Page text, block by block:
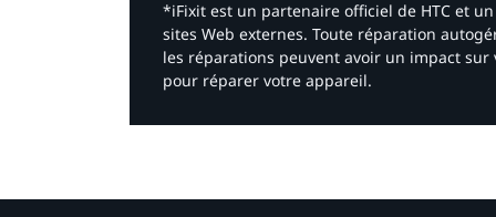
*iFixit est un partenaire officiel de HTC et
sites Web externes. Toute réparation
les réparations peuvent avoir un impact
pour réparer votre appareil.​